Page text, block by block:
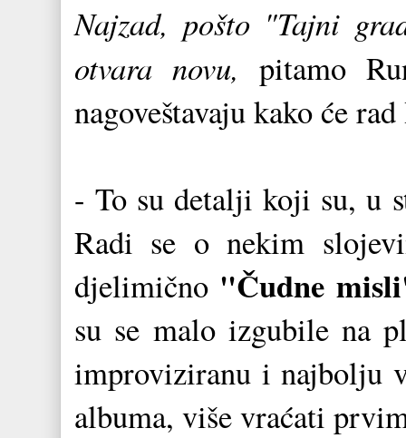
Najzad, pošto "Tajni
otvara novu, pitamo
nagoveštavaju kako će
- To su detalji koji su, u
Radi se o nekim
djelimično "Čudne
su se malo izgubile na
improviziranu i najbolju
albuma, više vraćati